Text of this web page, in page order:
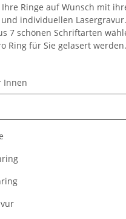
Ringe auf Wunsch mit
individuellen Lasergravur.
7 schönen Schriftarten
Ring für Sie gelasert werden.
Innen